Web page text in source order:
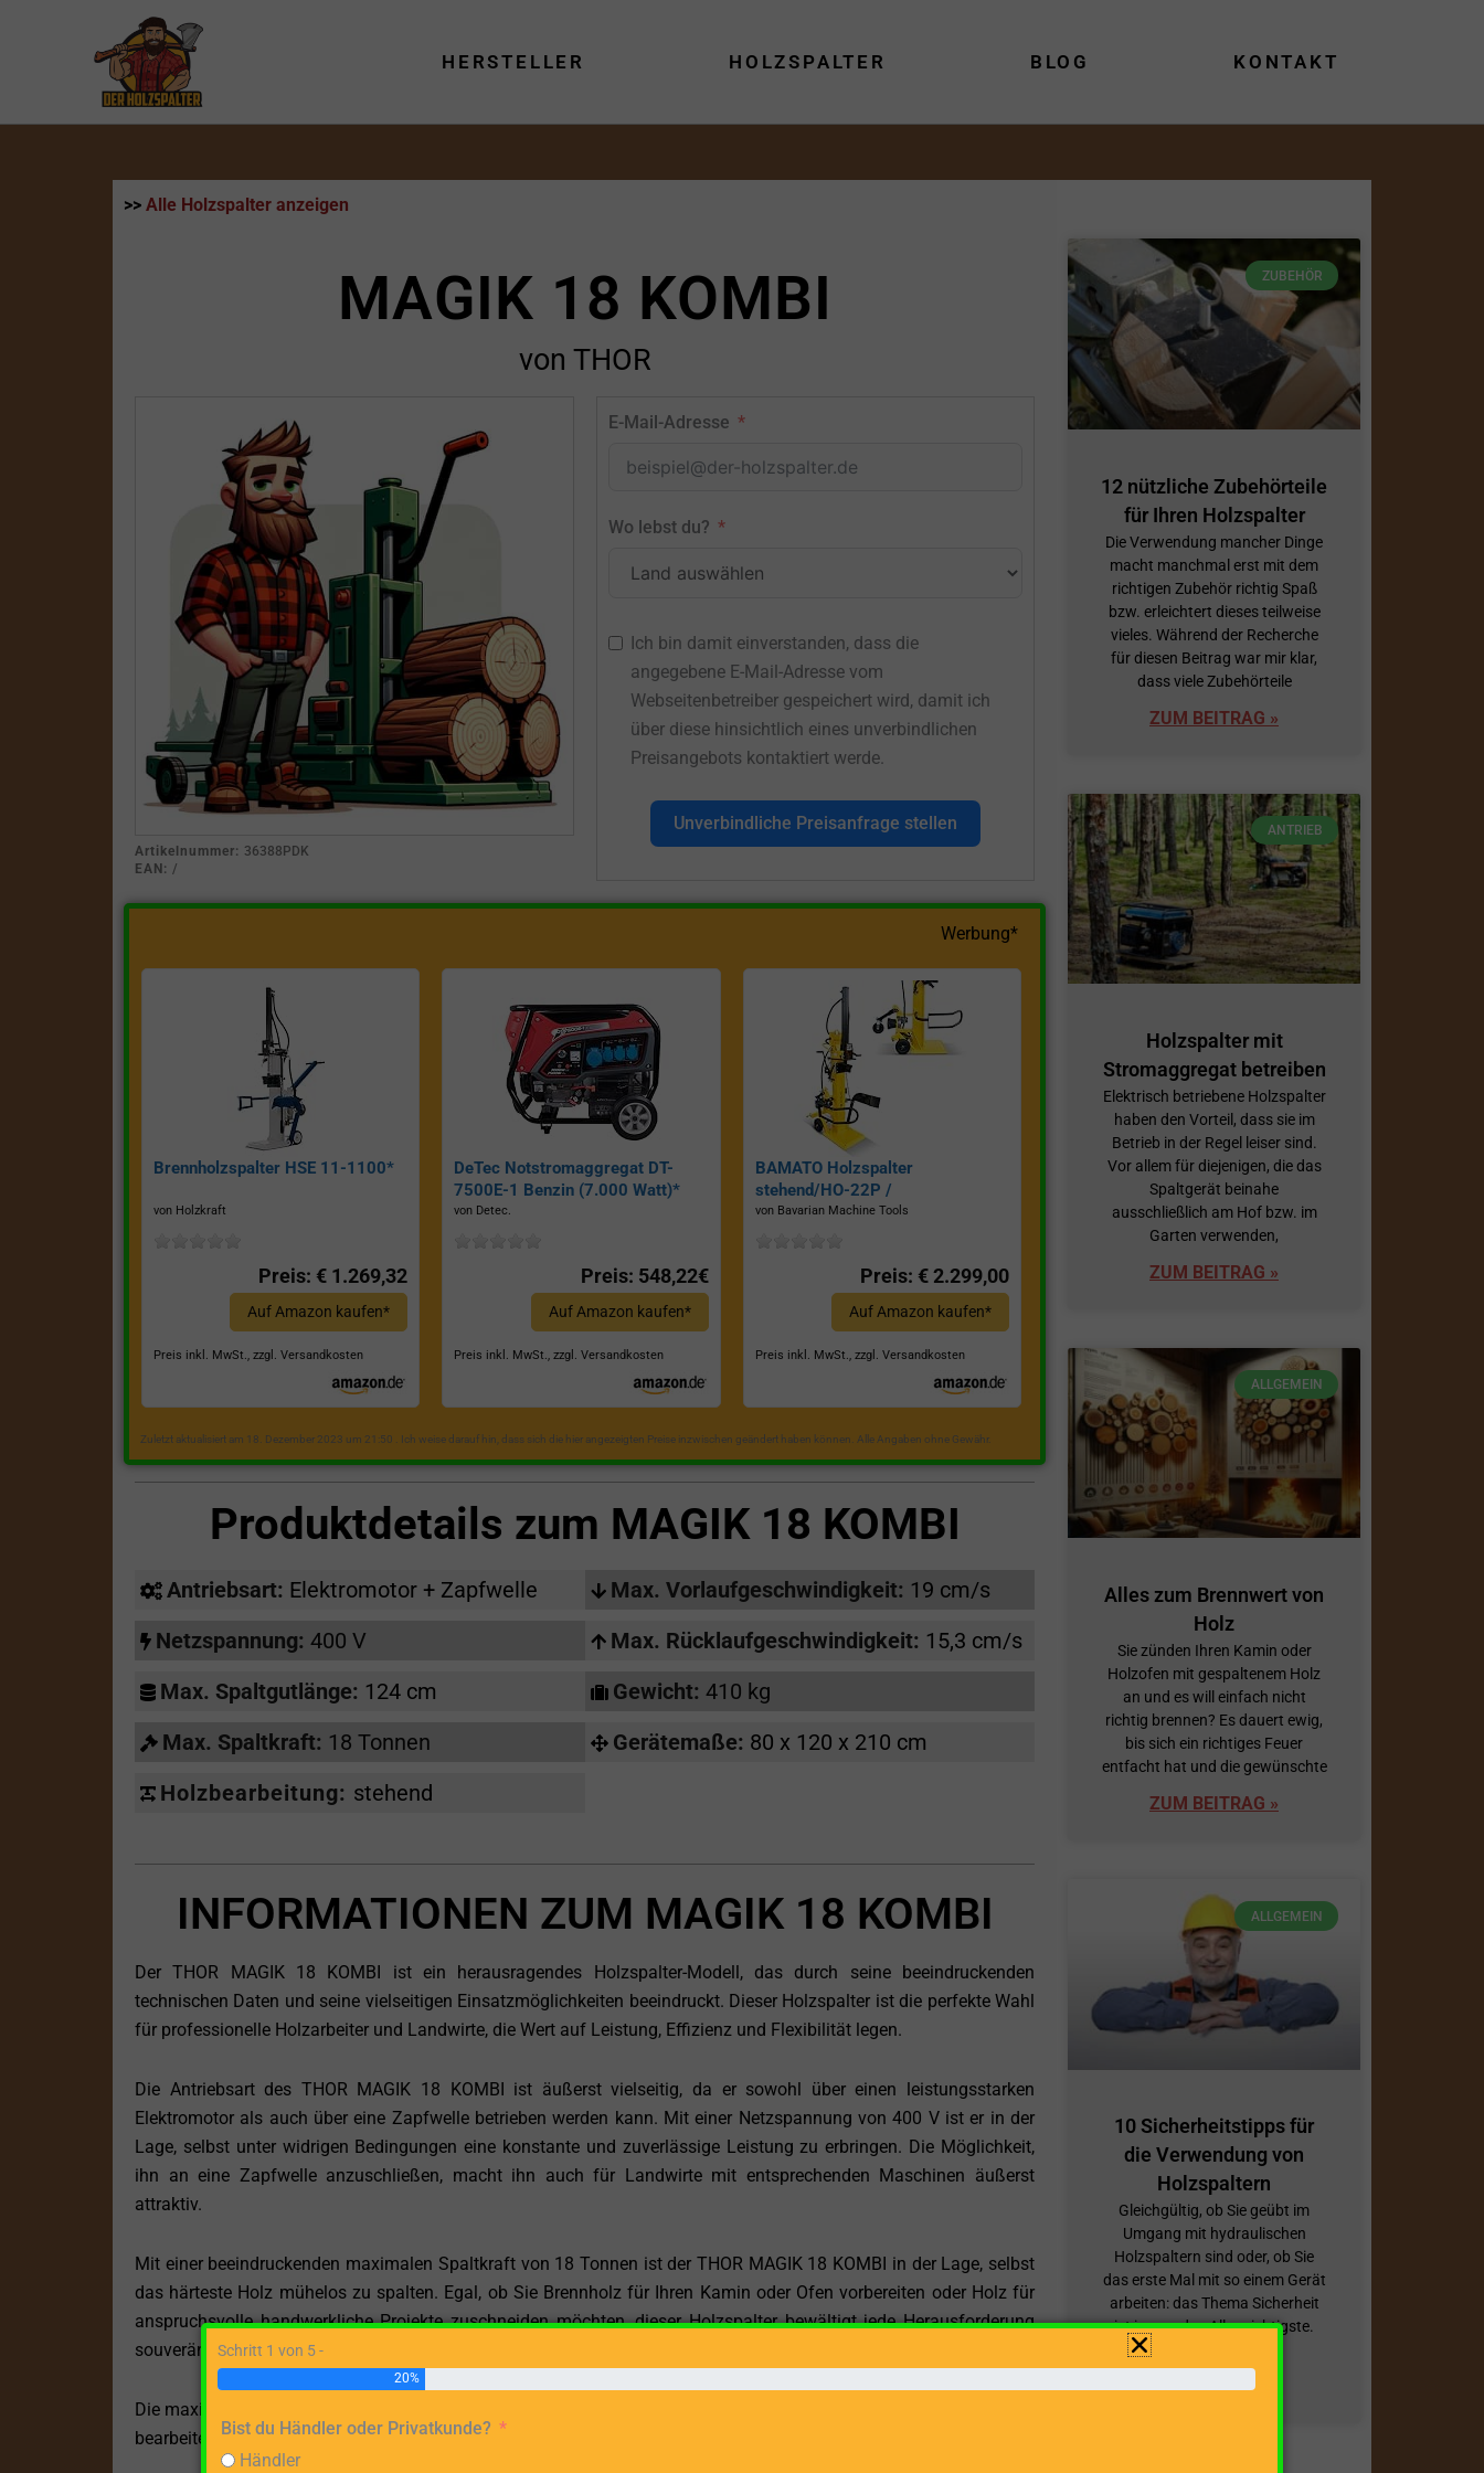
HERSTELLER HOLZSPALTER BLOG KONTAKT
>> Alle Holzspalter anzeigen
MAGIK 18 KOMBI
von THOR
Artikelnummer: 36388PDK
EAN: /
E-Mail-Adresse
Wo lebst du?
Ich bin damit einverstanden, dass die
angegebene E-Mail-Adresse vom
Webseitenbetreiber gespeichert wird, damit ich
über diese hinsichtlich eines unverbindlichen
Preisangebots kontaktiert werde.
Unverbindliche Preisanfrage stellen
Werbung*
Brennholzspalter HSE 11-1100*
von Holzkraft
Preis: € 1.269,32
Auf Amazon kaufen*
Preis inkl. MwSt., zzgl. Versandkosten
DeTec Notstromaggregat DT-
7500E-1 Benzin (7.000 Watt)*
von Detec.
Preis: 548,22€
Auf Amazon kaufen*
Preis inkl. MwSt., zzgl. Versandkosten
BAMATO Holzspalter
stehend/HO-22P /
Zapfwellenantrieb, Inkl.
von Bavarian Machine Tools
Preis: € 2.299,00
Auf Amazon kaufen*
Preis inkl. MwSt., zzgl. Versandkosten
Zuletzt aktualisiert am 18. Dezember 2023 um 21:50 . Ich weise darauf hin, dass sich die hier angezeigten Preise inzwischen geändert haben können. Alle Angaben ohne Gewähr.
Produktdetails zum MAGIK 18 KOMBI
Antriebsart: Elektromotor + Zapfwelle
Netzspannung: 400 V
Max. Spaltgutlänge: 124 cm
Max. Spaltkraft: 18 Tonnen
Holzbearbeitung: stehend
Max. Vorlaufgeschwindigkeit: 19 cm/s
Max. Rücklaufgeschwindigkeit: 15,3 cm/s
Gewicht: 410 kg
Gerätemaße: 80 x 120 x 210 cm
INFORMATIONEN ZUM MAGIK 18 KOMBI
Der THOR MAGIK 18 KOMBI ist ein herausragendes Holzspalter-Modell, das durch seine beeindruckenden
technischen Daten und seine vielseitigen Einsatzmöglichkeiten beeindruckt. Dieser Holzspalter ist die perfekte Wahl
für professionelle Holzarbeiter und Landwirte, die Wert auf Leistung, Effizienz und Flexibilität legen.
Die Antriebsart des THOR MAGIK 18 KOMBI ist äußerst vielseitig, da er sowohl über einen leistungsstarken
Elektromotor als auch über eine Zapfwelle betrieben werden kann. Mit einer Netzspannung von 400 V ist er in der
Lage, selbst unter widrigen Bedingungen eine konstante und zuverlässige Leistung zu erbringen. Die Möglichkeit,
ihn an eine Zapfwelle anzuschließen, macht ihn auch für Landwirte mit entsprechenden Maschinen äußerst
attraktiv.
Mit einer beeindruckenden maximalen Spaltkraft von 18 Tonnen ist der THOR MAGIK 18 KOMBI in der Lage, selbst
das härteste Holz mühelos zu spalten. Egal, ob Sie Brennholz für Ihren Kamin oder Ofen vorbereiten oder Holz für
anspruchsvolle handwerkliche Projekte zuschneiden möchten, dieser Holzspalter bewältigt jede Herausforderung
souverän.
Die maximale Spaltgutlänge von 124 cm ermöglicht es Ihnen, auch lange Holzstücke ohne vorheriges Zerkleinern zu
bearbeiten. Dies spart Zeit und Aufwand erheblich und steigert Ihre Effizienz bei der Holzbearbeitung erheblich.
ZUBEHÖR
12 nützliche Zubehörteile
für Ihren Holzspalter
Die Verwendung mancher Dinge
macht manchmal erst mit dem
richtigen Zubehör richtig Spaß
bzw. erleichtert dieses teilweise
vieles. Während der Recherche
für diesen Beitrag war mir klar,
dass viele Zubehörteile
ZUM BEITRAG »
ANTRIEB
Holzspalter mit
Stromaggregat betreiben
Elektrisch betriebene Holzspalter
haben den Vorteil, dass sie im
Betrieb in der Regel leiser sind.
Vor allem für diejenigen, die das
Spaltgerät beinahe
ausschließlich am Hof bzw. im
Garten verwenden,
ZUM BEITRAG »
ALLGEMEIN
Alles zum Brennwert von
Holz
Sie zünden Ihren Kamin oder
Holzofen mit gespaltenem Holz
an und es will einfach nicht
richtig brennen? Es dauert ewig,
bis sich ein richtiges Feuer
entfacht hat und die gewünschte
ZUM BEITRAG »
ALLGEMEIN
10 Sicherheitstipps für
die Verwendung von
Holzspaltern
Gleichgültig, ob Sie geübt im
Umgang mit hydraulischen
Holzspaltern sind oder, ob Sie
das erste Mal mit so einem Gerät
arbeiten: das Thema Sicherheit
ist immer das Allerwichtigste.
ZUM BEITRAG »
Schritt 1 von 5 -
20%
Bist du Händler oder Privatkunde?
Händler